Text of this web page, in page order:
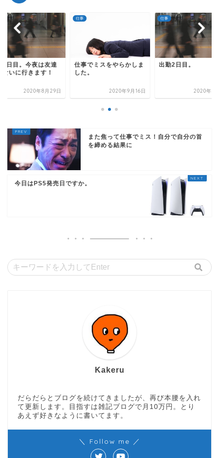
9日目。今夜は友達
食いに行きます！
2020年8月29日
仕事
仕事でミスをやらかしま
した。
2020年9月16日
仕事
出勤2日目。
2020年8
また焦って仕事でミス！自分で自分の首
を締める結果に
今日はPS5発売日ですか。
Kakeru
だらだらとブログを続けてきましたが、再び本腰を入れ
て更新します。目指すは雑記ブログで月10万円。とり
あえず好きなように書いてます。
＼ Follow me ／